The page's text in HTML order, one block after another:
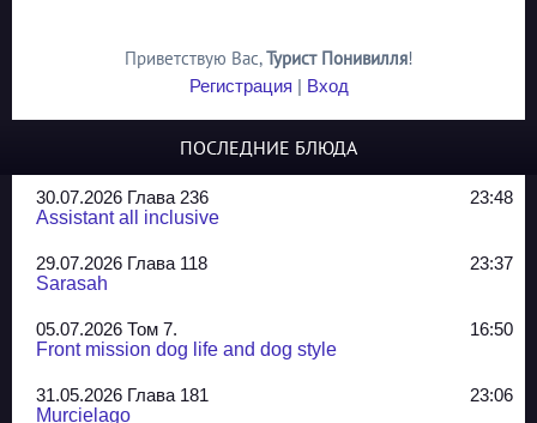
Приветствую Вас,Турист Понивилля!
Регистрация | Вход
ПОСЛЕДНИЕ БЛЮДА
30.07.2026 Глава 236
23:48
Assistant all inclusive
29.07.2026 Глава 118
23:37
Sarasah
05.07.2026 Том 7.
16:50
Front mission dog life and dog style
31.05.2026 Глава 181
23:06
Murcielago